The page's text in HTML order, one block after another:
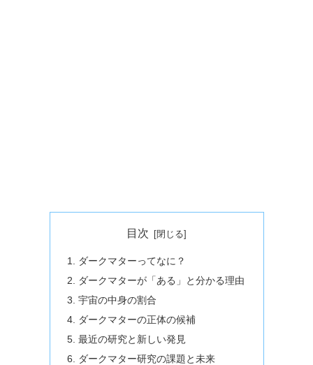
目次
ダークマターってなに？
ダークマターが「ある」と分かる理由
宇宙の中身の割合
ダークマターの正体の候補
最近の研究と新しい発見
ダークマター研究の課題と未来